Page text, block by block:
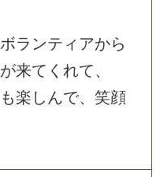
ボラ ンテ ィ アから
が来て く れて、
も楽 し んで、 笑顔